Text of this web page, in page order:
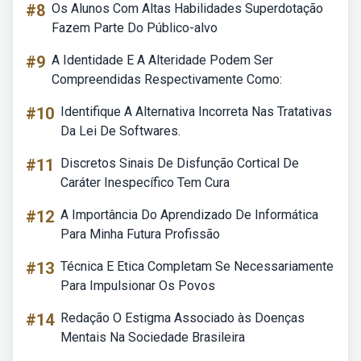
#8 Os Alunos Com Altas Habilidades Superdotação
Fazem Parte Do Público-alvo
#9 A Identidade E A Alteridade Podem Ser
Compreendidas Respectivamente Como:
#10 Identifique A Alternativa Incorreta Nas Tratativas
Da Lei De Softwares.
#11
Discretos Sinais De Disfunção Cortical De
Caráter Inespecífico Tem Cura
#12 A Importância Do Aprendizado De Informática
Para Minha Futura Profissão
#13 Técnica E Etica Completam Se Necessariamente
Para Impulsionar Os Povos
#14 Redação O Estigma Associado às Doenças
Mentais Na Sociedade Brasileira